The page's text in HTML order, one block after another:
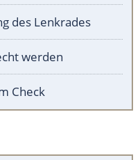
des Lenkrades
werden
Check